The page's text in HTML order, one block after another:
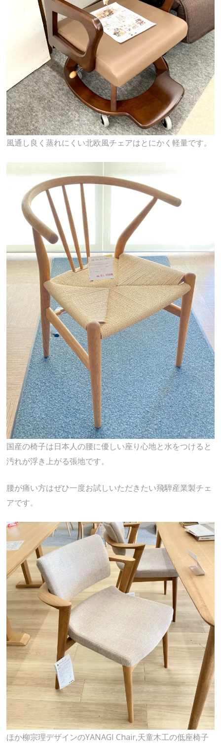
風通し良く蒸れにくい北欧風チェアはとにかく軽量です。
国産の椅子は日本人の腰に優しい座り心地と水をつけると
汚れが浮き上がる張地です。
腰が痛い方はぜひ一度お試しいただきたい飛騨産業製チェ
アです。
ほか柳宗理デザインのYANAGI Chair,天童木工の低座椅子